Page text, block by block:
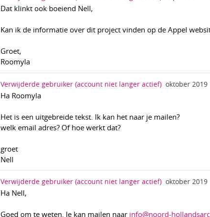
Dat klinkt ook boeiend Nell,
Kan ik de informatie over dit project vinden op de Appel
Groet,
Roomyla
Verwijderde gebruiker (account niet langer actief) oktober 2019
Ha Roomyla
Het is een uitgebreide tekst. Ik kan het naar je mailen?
welk email adres? Of hoe werkt dat?
groet
Nell
Verwijderde gebruiker (account niet langer actief) oktober 2019
Ha Nell,
Goed om te weten. Je kan mailen naar info@noord-